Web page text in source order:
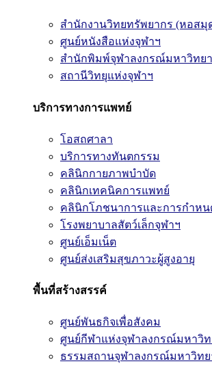
สำนักงานวิทยทรัพยากร (หอสมุ
ศูนย์หนังสือแห่งจุฬาฯ
สำนักพิมพ์จุฬาลงกรณ์มหาวิทย
สถานีวิทยุแห่งจุฬาฯ
บริการทางการแพทย์
โอสถศาลา
บริการทางทันตกรรม
คลินิกกายภาพบำบัด
คลินิกเทคนิคการแพทย์
คลินิกโภชนาการและการกำหน
โรงพยาบาลสัตว์เล็กจุฬาฯ
ศูนย์เอ็มเน็ต
ศูนย์ส่งเสริมสุขภาวะผู้สูงอายุ
พื้นที่สร้างสรรค์
ศูนย์พันธกิจเพื่อสังคม
ศูนย์กีฬาแห่งจุฬาลงกรณ์มหาวิท
ธรรมสถานจุฬาลงกรณ์มหาวิทย